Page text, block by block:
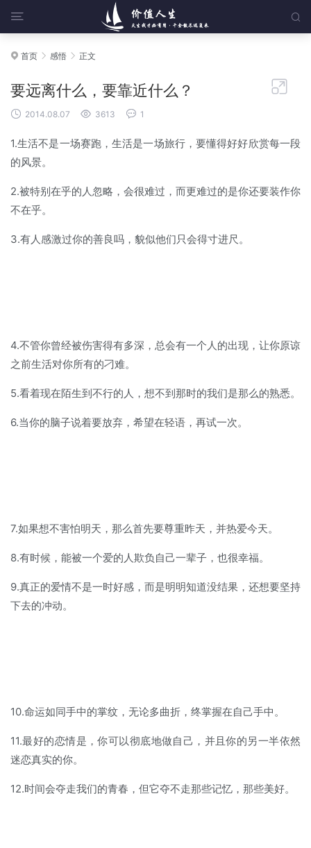
 
 首页  感悟  正文

要远离什么，要靠近什么？
 2014.08.07  3613  1
1.生活不是一场赛跑，生活是一场旅行，要懂得好好欣赏每一段
的风景。
2.被特别在乎的人忽略，会很难过，而更难过的是你还要装作你
不在乎。
3.有人感激过你的善良吗，貌似他们只会得寸进尺。
4.不管你曾经被伤害得有多深，总会有一个人的出现，让你原谅
之前生活对你所有的刁难。
5.看着现在陌生到不行的人，想不到那时的我们是那么的熟悉。
6.当你的脑子说着要放弃，希望在轻语，再试一次。
7.如果想不害怕明天，那么首先要尊重昨天，并热爱今天。
8.有时候，能被一个爱的人欺负自己一辈子，也很幸福。
9.真正的爱情不是一时好感，而是明明知道没结果，还想要坚持
下去的冲动。
10.命运如同手中的掌纹，无论多曲折，终掌握在自己手中。
11.最好的恋情是，你可以彻底地做自己，并且你的另一半依然
迷恋真实的你。
12.时间会夺走我们的青春，但它夺不走那些记忆，那些美好。